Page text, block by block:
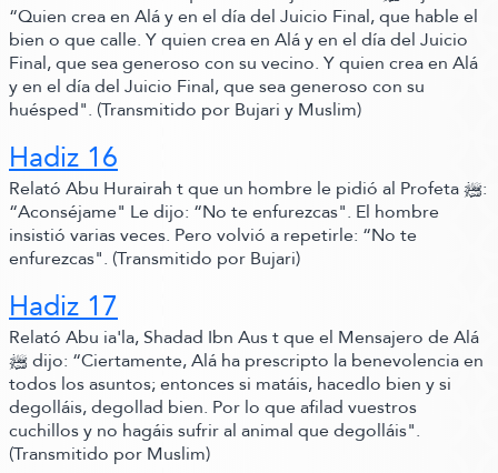
“Quien crea en Alá y en el día del Juicio Final, que hable el
bien o que calle. Y quien crea en Alá y en el día del Juicio
Final, que sea generoso con su vecino. Y quien crea en Alá
y en el día del Juicio Final, que sea generoso con su
huésped". (Transmitido por Bujari y Muslim)
Hadiz 16
Relató Abu Hurairah t que un hombre le pidió al Profeta ﷺ‬:
“Aconséjame" Le dijo: “No te enfurezcas". El hombre
insistió varias veces. Pero volvió a repetirle: “No te
enfurezcas". (Transmitido por Bujari)
Hadiz 17
Relató Abu ia'la,Shadad Ibn Aus t que el Mensajero de Alá
ﷺ‬ dijo: “Ciertamente, Alá ha prescripto la benevolencia en
todos los asuntos; entonces si matáis, hacedlo bien y si
degolláis, degollad bien. Por lo que afilad vuestros
cuchillos y no hagáis sufrir al animal que degolláis".
(Transmitido por Muslim)